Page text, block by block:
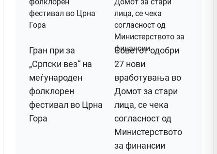
Гран при за
„Српски вез“ на
меѓународен
фолклорен
фестивал во Црна
Гора
Советот одобри
27 нови
вработувања во
Домот за стари
лица, се чека
согласност од
Министерството
за финансии